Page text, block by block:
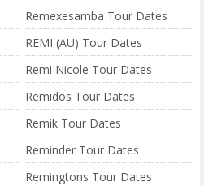
Remexesamba Tour Dates
REMI (AU) Tour Dates
Remi Nicole Tour Dates
Remidos Tour Dates
Remik Tour Dates
Reminder Tour Dates
Remingtons Tour Dates